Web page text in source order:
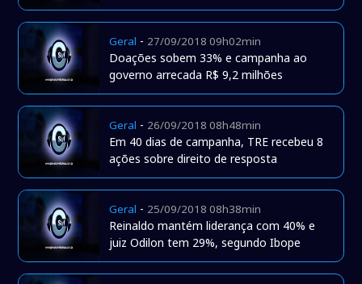
Geral - 27/09/2018 09h02min
Doações sobem 33% e campanha ao
governo arrecada R$ 9,2 milhões
Geral - 26/09/2018 08h48min
Em 40 dias de campanha, TRE recebeu 8
ações sobre direito de resposta
Geral - 25/09/2018 08h38min
Reinaldo mantém liderança com 40% e
juiz Odilon tem 29%, segundo Ibope